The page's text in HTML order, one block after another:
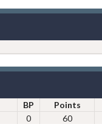
BP Points
0 60